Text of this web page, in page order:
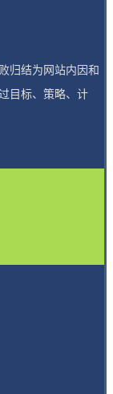
归结为网站内因和
目标、策略、计